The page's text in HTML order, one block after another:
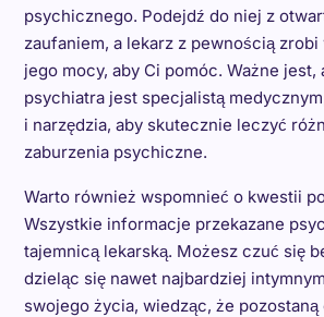
psychicznego. Podejdź do niej z
zaufaniem, a lekarz z pewnością
jego mocy, aby Ci pomóc. Ważne jest,
psychiatra jest specjalistą
i narzędzia, aby skutecznie leczyć
zaburzenia psychiczne.
Warto również wspomnieć o kwestii
Wszystkie informacje przekazane
tajemnicą lekarską. Możesz czuć się
dzieląc się nawet najbardziej
swojego życia, wiedząc, że pozostaną